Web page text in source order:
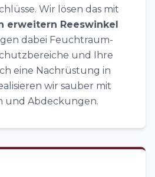
Wir lösen das mit
erweitern Reeswinkel
dabei Feuchtraum-
und Ihre
eine Nachrüstung in
wir sauber mit
und Abdeckungen.